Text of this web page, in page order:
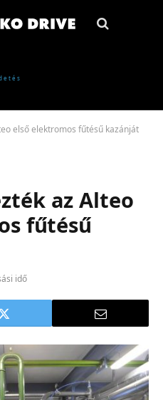
első elektromos fűtésű kazánját
az Alteo
fűtésű
idő